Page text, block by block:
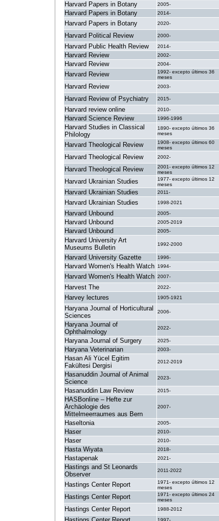
Harvard Papers in Botany 2005-
Harvard Papers in Botany 2014-
Harvard Papers in Botany 2020-
Harvard Political Review 2000-
Harvard Public Health Review 2014-
Harvard Review 2002-
Harvard Review 2004-
Harvard Review
1992- excepto últimos 36
meses
Harvard Review 2003-
Harvard Review of Psychiatry 2015-
Harvard review online 2010-
Harvard Science Review 1996-1996
Harvard Studies in Classical
Philology
1890- excepto últimos 36
meses
Harvard Theological Review
1908- excepto últimos 60
meses
Harvard Theological Review 2002-
Harvard Theological Review
2001- excepto últimos 12
meses
Harvard Ukrainian Studies
1977- excepto últimos 12
meses
Harvard Ukrainian Studies 2011-
Harvard Ukrainian Studies 1998-2021
Harvard Unbound 2005-
Harvard Unbound 2005-2019
Harvard Unbound 2005-
Harvard University Art
Museums Bulletin
1992-2000
Harvard University Gazette 1996-
Harvard Women's Health Watch 1994-
Harvard Women's Health Watch 2007-
Harvest The 2022-
Harvey lectures 1905-1921
Haryana Journal of Horticultural
Sciences
2006-
Haryana Journal of
Ophthalmology
2022-
Haryana Journal of Surgery 2025-
Haryana Veterinarian 2003-
Hasan Ali Yücel Egitim
Fakültesi Dergisi
2012-2019
Hasanuddin Journal of Animal
Science
2023-
Hasanuddin Law Review 2015-
HASBonline – Hefte zur
Archäologie des
Mittelmeerraumes aus Bern
2007-
Haseltonia 2005-
Haser 2010-
Haser 2010-
Hasta Wiyata 2018-
Hastapenak 2021-
Hastings and St Leonards
Observer
2011-2022
Hastings Center Report
1971- excepto últimos 12
meses
Hastings Center Report
1971- excepto últimos 24
meses
Hastings Center Report 1988-2012
1997-